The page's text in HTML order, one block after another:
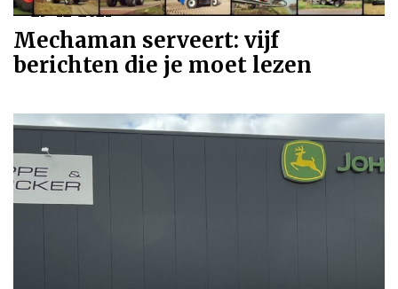
25-12-2021
Mechaman serveert: vijf
berichten die je moet lezen